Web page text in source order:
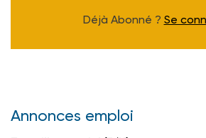
Déjà Abonné ? Se
Annonces emploi